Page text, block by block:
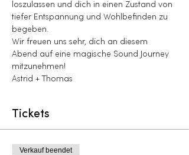
loszulassen und dich in einen Zustand von
tiefer Entspannung und Wohlbefinden zu
begeben.
Wir freuen uns sehr, dich an diesem
Abend auf eine magische Sound Journey
mitzunehmen!
Astrid + Thomas
Tickets
Verkauf beendet